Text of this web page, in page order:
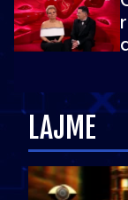
LAJME